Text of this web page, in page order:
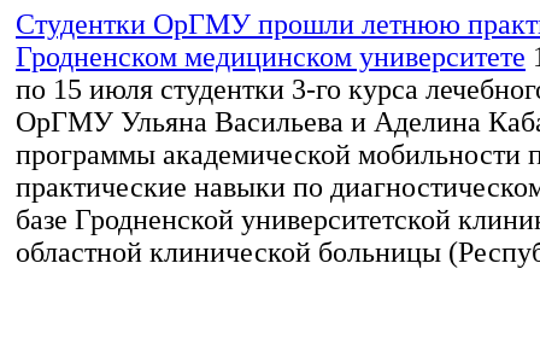
Студентки ОрГМУ прошли летнюю
Гродненском медицинском университете
по 15 июля студентки 3-го курса
ОрГМУ Ульяна Васильева и Аделина
программы академической мобильности
практические навыки по
базе Гродненской университетской
областной клинической больницы